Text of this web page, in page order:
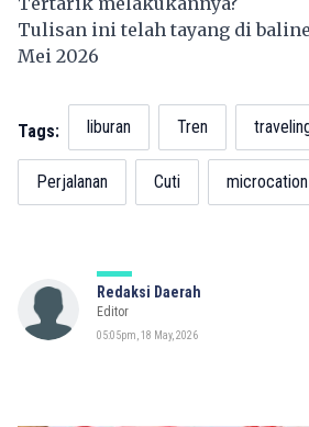
Tulisan ini telah tayang di
Mei 2026
Tags: liburan Tren
Perjalanan Cuti microcation
Redaksi Daerah
Editor
05:05pm, 18 May, 2026